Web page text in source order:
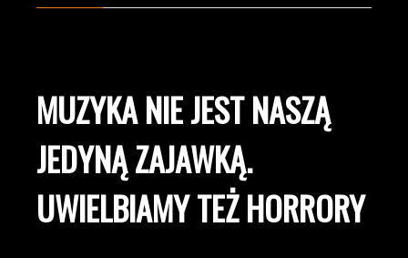
MUZYKA NIE JEST NASZĄ
JEDYNĄ ZAJAWKĄ.
UWIELBIAMY TEŻ HORRORY